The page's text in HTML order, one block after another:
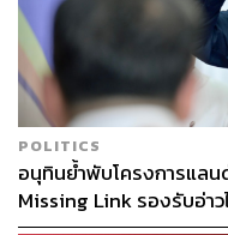
กอ
POLITICS
อนุทินย้ำพับโครงการแล
Missing Link รองรับอ่า